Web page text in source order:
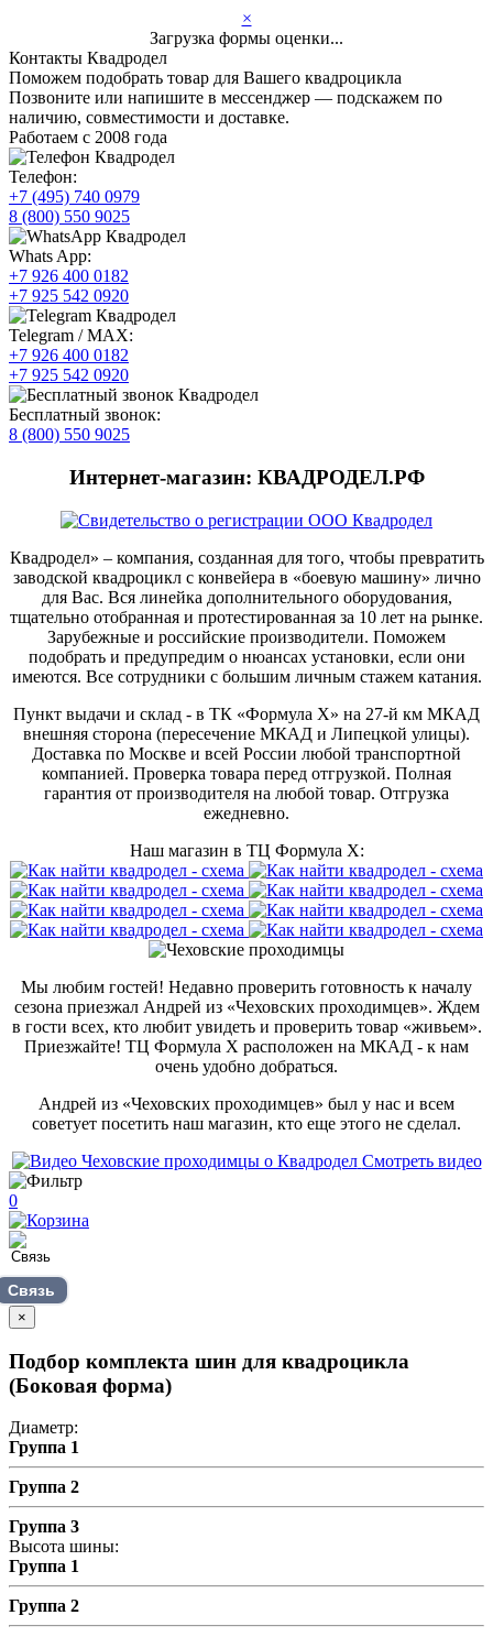
×
Загрузка формы оценки...
Контакты Квадродел
Поможем подобрать товар для Вашего квадроцикла
Позвоните или напишите в мессенджер — подскажем по
наличию, совместимости и доставке.
Работаем с 2008 года
Телефон:
+7 (495) 740 0979
8 (800) 550 9025
Whats App:
+7 926 400 0182
+7 925 542 0920
Telegram / MAX:
+7 926 400 0182
+7 925 542 0920
Бесплатный звонок:
8 (800) 550 9025
Интернет-магазин: КВАДРОДЕЛ.РФ
Квадродел» – компания, созданная для того, чтобы превратить
заводской квадроцикл с конвейера в «боевую машину» лично
для Вас. Вся линейка дополнительного оборудования,
тщательно отобранная и протестированная за 10 лет на рынке.
Зарубежные и российские производители. Поможем
подобрать и предупредим о нюансах установки, если они
имеются. Все сотрудники с большим личным стажем катания.
Пункт выдачи и склад - в ТК «Формула X» на 27-й км МКАД
внешняя сторона (пересечение МКАД и Липецкой улицы).
Доставка по Москве и всей России любой транспортной
компанией. Проверка товара перед отгрузкой. Полная
гарантия от производителя на любой товар. Отгрузка
ежедневно.
Наш магазин в ТЦ Формула Х:
Мы любим гостей! Недавно проверить готовность к началу
сезона приезжал Андрей из «Чеховских проходимцев». Ждем
в гости всех, кто любит увидеть и проверить товар «живьем».
Приезжайте! ТЦ Формула Х расположен на МКАД - к нам
очень удобно добраться.
Андрей из «Чеховских проходимцев» был у нас и всем
советует посетить наш магазин, кто еще этого не сделал.
Смотреть видео
0
Связь
×
Подбор комплекта шин для квадроцикла
(Боковая форма)
Диаметр:
Группа 1
Группа 2
Группа 3
Высота шины:
Группа 1
Группа 2